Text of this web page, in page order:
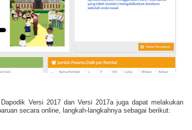
Versi 2017 dan Versi 2017a juga dapat melakukan
secara online, langkah-langkahnya sebagai berikut: